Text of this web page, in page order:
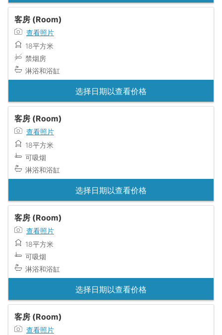
客房 (Room)
查看照片
18平方米
禁烟房
淋浴和浴缸
选择日期以查看价格
客房 (Room)
查看照片
18平方米
可吸烟
淋浴和浴缸
选择日期以查看价格
客房 (Room)
查看照片
18平方米
可吸烟
淋浴和浴缸
选择日期以查看价格
客房 (Room)
查看照片